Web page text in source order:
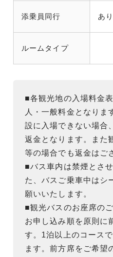
添乗員同行 あり
ルームタイプ
■各観光地の入場料金
人・一般料金となりま
設に入場できない場合
返金となります。また
等の場合でも返金はご
■バス車内は禁煙とさ
た、バスご乗車中はシ
願いいたします。
■観光バスのお座席の
お申し込み順を原則に
す。1泊以上のコース
ます。前方席をご希望